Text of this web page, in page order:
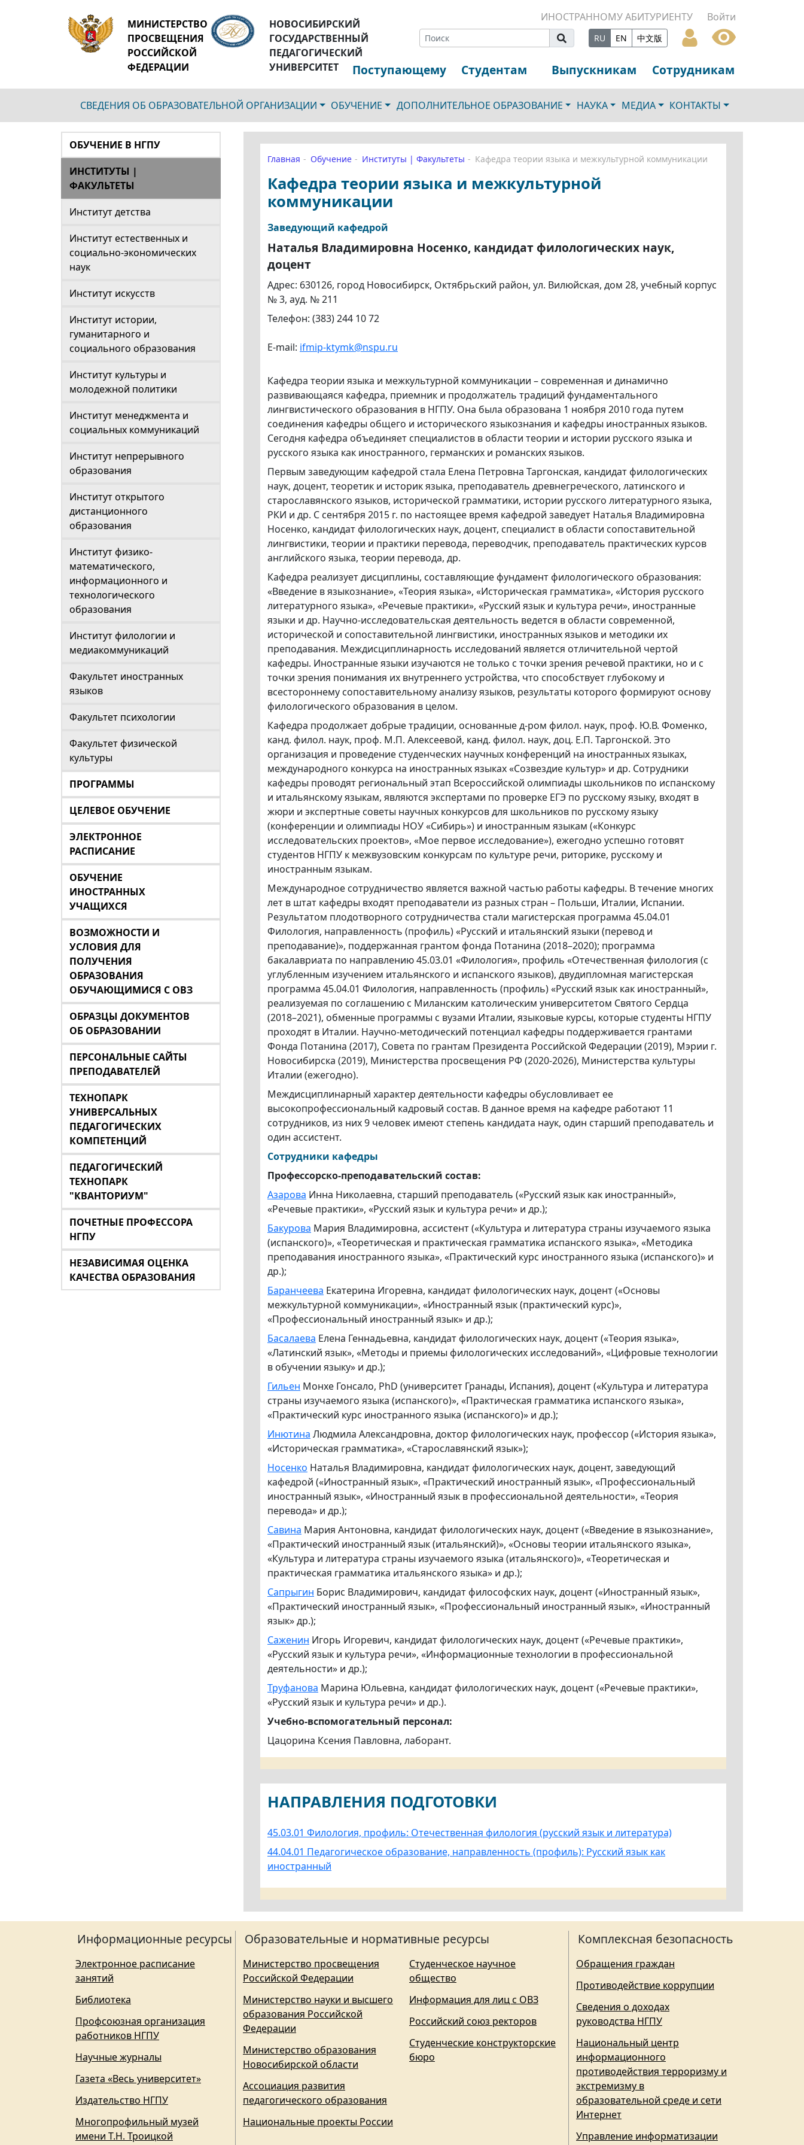
МИНИСТЕРСТВО
ПРОСВЕЩЕНИЯ
РОССИЙСКОЙ
ФЕДЕРАЦИИ
НОВОСИБИРСКИЙ
ГОСУДАРСТВЕННЫЙ
ПЕДАГОГИЧЕСКИЙ
УНИВЕРСИТЕТ
ИНОСТРАННОМУ АБИТУРИЕНТУ Войти
RU EN 中文版
Поступающему Студентам Выпускникам Сотрудникам
СВЕДЕНИЯ ОБ ОБРАЗОВАТЕЛЬНОЙ ОРГАНИЗАЦИИ ОБУЧЕНИЕ ДОПОЛНИТЕЛЬНОЕ ОБРАЗОВАНИЕ НАУКА МЕДИА КОНТАКТЫ
ОБУЧЕНИЕ В НГПУ
ИНСТИТУТЫ |
ФАКУЛЬТЕТЫ
Институт детства
Институт естественных и
социально-экономических
наук
Институт искусств
Институт истории,
гуманитарного и
социального образования
Институт культуры и
молодежной политики
Институт менеджмента и
социальных коммуникаций
Институт непрерывного
образования
Институт открытого
дистанционного
образования
Институт физико-
математического,
информационного и
технологического
образования
Институт филологии и
медиакоммуникаций
Факультет иностранных
языков
Факультет психологии
Факультет физической
культуры
ПРОГРАММЫ
ЦЕЛЕВОЕ ОБУЧЕНИЕ
ЭЛЕКТРОННОЕ
РАСПИСАНИЕ
ОБУЧЕНИЕ
ИНОСТРАННЫХ
УЧАЩИХСЯ
ВОЗМОЖНОСТИ И
УСЛОВИЯ ДЛЯ
ПОЛУЧЕНИЯ
ОБРАЗОВАНИЯ
ОБУЧАЮЩИМИСЯ С ОВЗ
ОБРАЗЦЫ ДОКУМЕНТОВ
ОБ ОБРАЗОВАНИИ
ПЕРСОНАЛЬНЫЕ САЙТЫ
ПРЕПОДАВАТЕЛЕЙ
ТЕХНОПАРК
УНИВЕРСАЛЬНЫХ
ПЕДАГОГИЧЕСКИХ
КОМПЕТЕНЦИЙ
ПЕДАГОГИЧЕСКИЙ
ТЕХНОПАРК
"КВАНТОРИУМ"
ПОЧЕТНЫЕ ПРОФЕССОРА
НГПУ
НЕЗАВИСИМАЯ ОЦЕНКА
КАЧЕСТВА ОБРАЗОВАНИЯ
Главная Обучение Институты | Факультеты Кафедра теории языка и межкультурной коммуникации
Кафедра теории языка и межкультурной
коммуникации
Заведующий кафедрой
Наталья Владимировна Носенко, кандидат филологических наук,
доцент
Адрес: 630126, город Новосибирск, Октябрьский район, ул. Вилюйская, дом 28, учебный корпус
№ 3, ауд. № 211
Телефон: (383) 244 10 72
E-mail: ifmip-ktymk@nspu.ru
Кафедра теории языка и межкультурной коммуникации – современная и динамично
развивающаяся кафедра, приемник и продолжатель традиций фундаментального
лингвистического образования в НГПУ. Она была образована 1 ноября 2010 года путем
соединения кафедры общего и исторического языкознания и кафедры иностранных языков.
Сегодня кафедра объединяет специалистов в области теории и истории русского языка и
русского языка как иностранного, германских и романских языков.
Первым заведующим кафедрой стала Елена Петровна Таргонская, кандидат филологических
наук, доцент, теоретик и историк языка, преподаватель древнегреческого, латинского и
старославянского языков, исторической грамматики, истории русского литературного языка,
РКИ и др. С сентября 2015 г. по настоящее время кафедрой заведует Наталья Владимировна
Носенко, кандидат филологических наук, доцент, специалист в области сопоставительной
лингвистики, теории и практики перевода, переводчик, преподаватель практических курсов
английского языка, теории перевода, др.
Кафедра реализует дисциплины, составляющие фундамент филологического образования:
«Введение в языкознание», «Теория языка», «Историческая грамматика», «История русского
литературного языка», «Речевые практики», «Русский язык и культура речи», иностранные
языки и др. Научно-исследовательская деятельность ведется в области современной,
исторической и сопоставительной лингвистики, иностранных языков и методики их
преподавания. Междисциплинарность исследований является отличительной чертой
кафедры. Иностранные языки изучаются не только с точки зрения речевой практики, но и с
точки зрения понимания их внутреннего устройства, что способствует глубокому и
всестороннему сопоставительному анализу языков, результаты которого формируют основу
филологического образования в целом.
Кафедра продолжает добрые традиции, основанные д-ром филол. наук, проф. Ю.В. Фоменко,
канд. филол. наук, проф. М.П. Алексеевой, канд. филол. наук, доц. Е.П. Таргонской. Это
организация и проведение студенческих научных конференций на иностранных языках,
международного конкурса на иностранных языках «Созвездие культур» и др. Сотрудники
кафедры проводят региональный этап Всероссийской олимпиады школьников по испанскому
и итальянскому языкам, являются экспертами по проверке ЕГЭ по русскому языку, входят в
жюри и экспертные советы научных конкурсов для школьников по русскому языку
(конференции и олимпиады НОУ «Сибирь») и иностранным языкам («Конкурс
исследовательских проектов», «Мое первое исследование»), ежегодно успешно готовят
студентов НГПУ к межвузовским конкурсам по культуре речи, риторике, русскому и
иностранным языкам.
Международное сотрудничество является важной частью работы кафедры. В течение многих
лет в штат кафедры входят преподаватели из разных стран – Польши, Италии, Испании.
Результатом плодотворного сотрудничества стали магистерская программа 45.04.01
Филология, направленность (профиль) «Русский и итальянский языки (перевод и
преподавание)», поддержанная грантом фонда Потанина (2018–2020); программа
бакалавриата по направлению 45.03.01 «Филология», профиль «Отечественная филология (с
углубленным изучением итальянского и испанского языков), двудипломная магистерская
программа 45.04.01 Филология, направленность (профиль) «Русский язык как иностранный»,
реализуемая по соглашению с Миланским католическим университетом Святого Сердца
(2018–2021), обменные программы с вузами Италии, языковые курсы, которые студенты НГПУ
проходят в Италии. Научно-методический потенциал кафедры поддерживается грантами
Фонда Потанина (2017), Совета по грантам Президента Российской Федерации (2019), Мэрии г.
Новосибирска (2019), Министерства просвещения РФ (2020-2026), Министерства культуры
Италии (ежегодно).
Междисциплинарный характер деятельности кафедры обусловливает ее
высокопрофессиональный кадровый состав. В данное время на кафедре работают 11
сотрудников, из них 9 человек имеют степень кандидата наук, один старший преподаватель и
один ассистент.
Сотрудники кафедры
Профессорско-преподавательский состав:
Азарова Инна Николаевна, старший преподаватель («Русский язык как иностранный»,
«Речевые практики», «Русский язык и культура речи» и др.);
Бакурова Мария Владимировна, ассистент («Культура и литература страны изучаемого языка
(испанского)», «Теоретическая и практическая грамматика испанского языка», «Методика
преподавания иностранного языка», «Практический курс иностранного языка (испанского)» и
др.);
Баранчеева Екатерина Игоревна, кандидат филологических наук, доцент («Основы
межкультурной коммуникации», «Иностранный язык (практический курс)»,
«Профессиональный иностранный язык» и др.);
Басалаева Елена Геннадьевна, кандидат филологических наук, доцент («Теория языка»,
«Латинский язык», «Методы и приемы филологических исследований», «Цифровые технологии
в обучении языку» и др.);
Гильен Монхе Гонсало, PhD (университет Гранады, Испания), доцент («Культура и литература
страны изучаемого языка (испанского)», «Практическая грамматика испанского языка»,
«Практический курс иностранного языка (испанского)» и др.);
Инютина Людмила Александровна, доктор филологических наук, профессор («История языка»,
«Историческая грамматика», «Старославянский язык»);
Носенко Наталья Владимировна, кандидат филологических наук, доцент, заведующий
кафедрой («Иностранный язык», «Практический иностранный язык», «Профессиональный
иностранный язык», «Иностранный язык в профессиональной деятельности», «Теория
перевода» и др.);
Савина Мария Антоновна, кандидат филологических наук, доцент («Введение в языкознание»,
«Практический иностранный язык (итальянский)», «Основы теории итальянского языка»,
«Культура и литература страны изучаемого языка (итальянского)», «Теоретическая и
практическая грамматика итальянского языка» и др.);
Сапрыгин Борис Владимирович, кандидат философских наук, доцент («Иностранный язык»,
«Практический иностранный язык», «Профессиональный иностранный язык», «Иностранный
язык» др.);
Саженин Игорь Игоревич, кандидат филологических наук, доцент («Речевые практики»,
«Русский язык и культура речи», «Информационные технологии в профессиональной
деятельности» и др.);
Труфанова Марина Юльевна, кандидат филологических наук, доцент («Речевые практики»,
«Русский язык и культура речи» и др.).
Учебно-вспомогательный персонал:
Цацорина Ксения Павловна, лаборант.
НАПРАВЛЕНИЯ ПОДГОТОВКИ
45.03.01 Филология, профиль: Отечественная филология (русский язык и литература)
44.04.01 Педагогическое образование, направленность (профиль): Русский язык как
иностранный
Информационные ресурсы
Электронное расписание
занятий
Библиотека
Профсоюзная организация
работников НГПУ
Научные журналы
Газета «Весь университет»
Издательство НГПУ
Многопрофильный музей
имени Т.Н. Троицкой
Образовательные и нормативные ресурсы
Министерство просвещения
Российской Федерации
Министерство науки и высшего
образования Российской
Федерации
Министерство образования
Новосибирской области
Ассоциация развития
педагогического образования
Национальные проекты России
Студенческое научное
общество
Информация для лиц с ОВЗ
Российский союз ректоров
Студенческие конструкторские
бюро
Комплексная безопасность
Обращения граждан
Противодействие коррупции
Сведения о доходах
руководства НГПУ
Национальный центр
информационного
противодействия терроризму и
экстремизму в
образовательной среде и сети
Интернет
Управление информатизации